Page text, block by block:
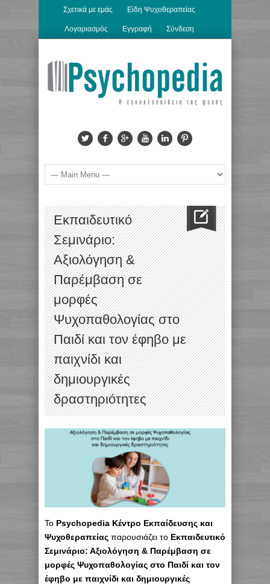
Σχετικά με εμάς Είδη Ψυχοθεραπείας
Λογαριασμός Εγγραφή Σύνδεση
Εκπαιδευτικό
Σεμινάριο:
Αξιολόγηση &
Παρέμβαση σε
μορφές
Ψυχοπαθολογίας στο
Παιδί και τον έφηβο με
παιχνίδι και
δημιουργικές
δραστηριότητες
To Psychopedia Κέντρο Εκπαίδευσης και
Ψυχοθεραπείας παρουσιάζει το Εκπαιδευτικό
Σεμινάριο: Αξιολόγηση & Παρέμβαση σε
μορφές Ψυχοπαθολογίας στο Παιδί και τον
έφηβο με παιχνίδι και δημιουργικές